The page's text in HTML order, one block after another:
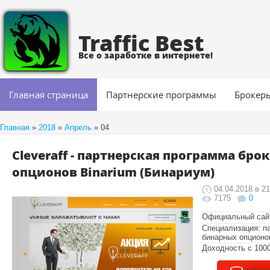
Traffic Best
Все о заработке в интернете!
Главная страница Партнерские программы
Главная » 2018 » Апрель » 04
Cleveraff - партнерская программа
опционов Binarium (Бинариум)
04.04.2018 в
7175
0
Официальный
Специализация:
бинарных
Доходность с